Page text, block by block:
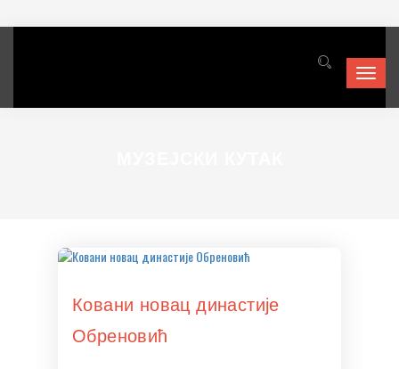
Ковани новац династије
Обреновић